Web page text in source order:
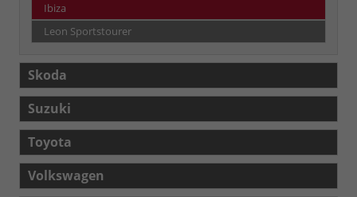
Ibiza
Leon Sportstourer
Skoda
Suzuki
Toyota
Volkswagen